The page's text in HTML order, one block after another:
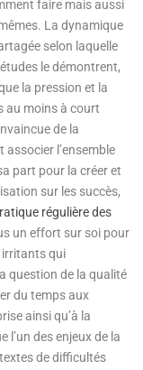
faire mais aussi
La dynamique
selon laquelle
le démontrent,
la pression et la
au moins à court
de la
l’ensemble
part pour la créer et
sur les succès,
régulière des
un effort sur soi pour
irritants qui
question de la qualité
du temps aux
ainsi qu’à la
l’un des enjeux de la
de difficultés